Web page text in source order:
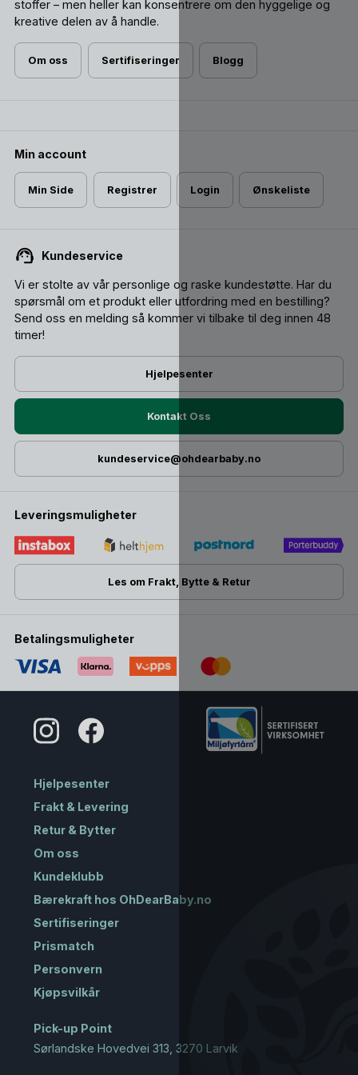
stoffer – men heller kan konsentrere om den hyggelige og
kreative delen av å handle.
Om oss Sertifiseringer Blogg
Min account
Min Side Registrer Login Ønskeliste
Kundeservice
Vi er stolte av vår personlige og raske kundestøtte. Har du
spørsmål om et produkt eller utfordring med en bestilling?
Send oss ​​en melding så kommer vi tilbake til deg innen 48
timer!
Hjelpesenter
Kontakt Oss
kundeservice@ohdearbaby.no
Leveringsmuligheter
Les om Frakt, Bytte & Retur
Betalingsmuligheter
Hjelpesenter
Frakt & Levering
Retur & Bytter
Om oss
Kundeklubb
Bærekraft hos OhDearBaby.no
Sertifiseringer
Prismatch
Personvern
Kjøpsvilkår
Pick-up Point
Sørlandske Hovedvei 313, 3270 Larvik